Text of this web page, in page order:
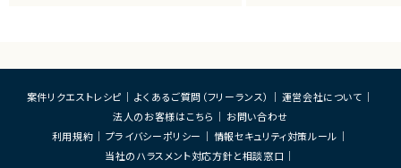
・詳細設計書、テスト仕様書等のドキュメント
作成
・成果物レビューおよび品質管理
・開発メンバーへの技術支援、進捗管理
・要件整理および要件定義支
・バックエンドシステムの設計
・コードレビューの実施
・リリース対応および品質向
・技術課題に対する検討、提
・ステークホルダーとの調整
案件リクエストレシピ よくあるご質問（フリーランス）
運営会社について
法人のお客様はこちら
お問い合わせ
利用規約
プライバシーポリシー
情報セキュリティ対策ルール
当社のハラスメント対応方針と相談窓口